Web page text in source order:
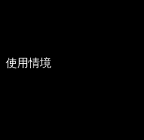
使用情境